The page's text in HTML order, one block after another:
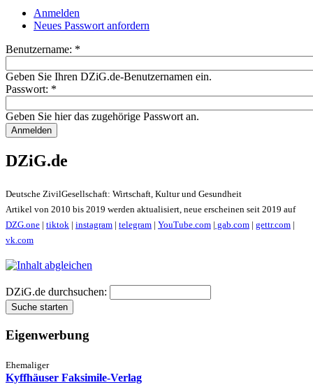
Anmelden
Neues Passwort anfordern
Benutzername: *
Geben Sie Ihren DZiG.de-Benutzernamen ein.
Passwort: *
Geben Sie hier das zugehörige Passwort an.
DZiG.de
Deutsche ZivilGesellschaft: Wirtschaft, Kultur und Gesundheit
Artikel von 2010 bis 2019 werden aktualisiert, neue erscheinen seit 2019 auf
DZG.one | tiktok | instagram | telegram | YouTube.com | gab.com | gettr.com |
vk.com
DZiG.de durchsuchen:
Eigenwerbung
Ehemaliger
Kyffhäuser Faksimile-Verlag